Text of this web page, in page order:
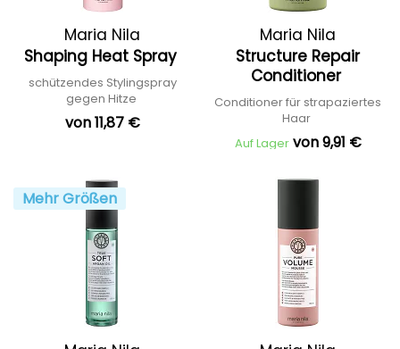
Maria Nila
Shaping Heat Spray
schützendes Stylingspray
gegen Hitze
von 11,87 €
Maria Nila
Structure Repair
Conditioner
Conditioner für strapaziertes
Haar
Auf Lager von 9,91 €
Mehr Größen